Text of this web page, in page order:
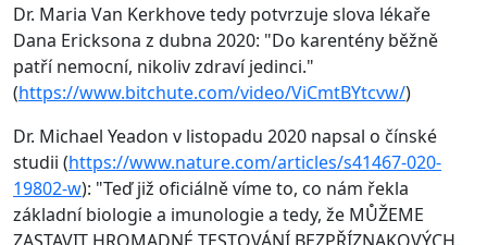
Dr. Maria Van Kerkhove tedy potvrzuje slova lékaře
Dana Ericksona z dubna 2020: "Do karentény běžně
patří nemocní, nikoliv zdraví jedinci."
(https://www.bitchute.com/video/ViCmtBYtcvw/)
Dr. Michael Yeadon v listopadu 2020 napsal o čínské
studii (https://www.nature.com/articles/s41467-020-
19802-w): "Teď již oficiálně víme to, co nám řekla
základní biologie a imunologie a tedy, že MŮŽEME
ZASTAVIT HROMADNÉ TESTOVÁNÍ BEZPŘÍZNAKOVÝCH.